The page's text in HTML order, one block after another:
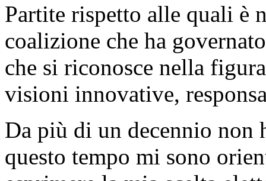
Partite rispetto alle quali è
coalizione che ha
che si riconosce nella
visioni innovative,
Da più di un decennio
questo tempo mi sono